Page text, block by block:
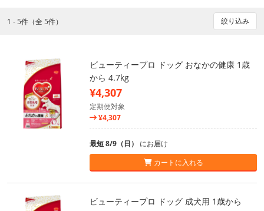
1 - 5件（全 5件） 絞り込み
ビューティープロ ドッグ おなかの健康 1歳
から 4.7kg
¥4,307
定期便対象
¥4,307
最短 8/9（日） にお届け
カートに入れる
ビューティープロ ドッグ 成犬用 1歳から